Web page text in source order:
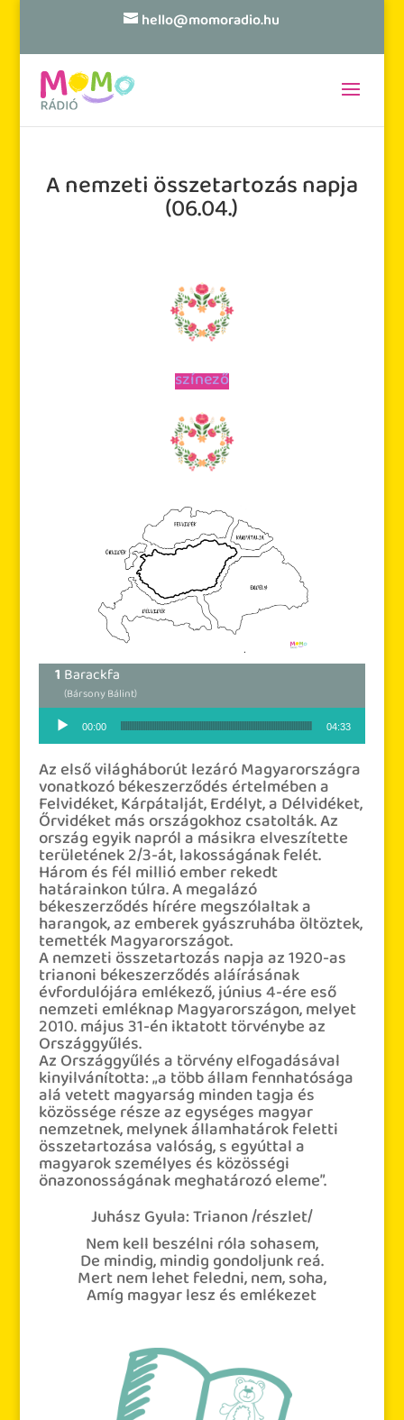
hello@momoradio.hu
A nemzeti összetartozás napja
(06.04.)
színező
Barackfa
(Bársony Bálint)
Audió lejátszó
00:00 04:33
Az első világháborút lezáró Magyarországra
vonatkozó békeszerződés értelmében a
Felvidéket, Kárpátalját, Erdélyt, a Délvidéket,
Őrvidéket más országokhoz csatolták. Az
ország egyik napról a másikra elveszítette
területének 2/3-át, lakosságának felét.
Három és fél millió ember rekedt
határainkon túlra. A megalázó
békeszerződés hírére megszólaltak a
harangok, az emberek gyászruhába öltöztek,
temették Magyarországot.
A nemzeti összetartozás napja az 1920-as
trianoni békeszerződés aláírásának
évfordulójára emlékező, június 4-ére eső
nemzeti emléknap Magyarországon, melyet
2010. május 31-én iktatott törvénybe az
Országgyűlés.
Az Országgyűlés a törvény elfogadásával
kinyilvánította: „a több állam fennhatósága
alá vetett magyarság minden tagja és
közössége része az egységes magyar
nemzetnek, melynek államhatárok feletti
összetartozása valóság, s egyúttal a
magyarok személyes és közösségi
önazonosságánakmeghatározó eleme”.
Juhász Gyula: Trianon /részlet/
Nem kell beszélni róla sohasem,
De mindig, mindig gondoljunk reá.
Mert nem lehet feledni, nem, soha,
Amíg magyar lesz és emlékezet